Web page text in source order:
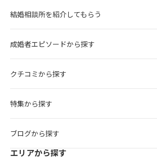
結婚相談所を紹介してもらう
成婚者エピソードから探す
クチコミから探す
特集から探す
ブログから探す
エリアから探す